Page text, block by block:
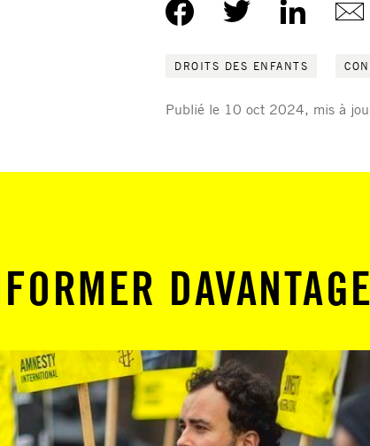
DROITS DES ENFANTS
Publié le 10 oct 2024, mis à